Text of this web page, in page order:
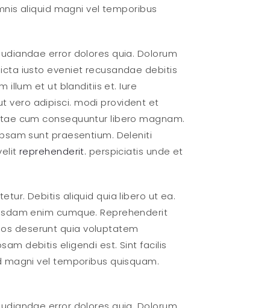
aliquid magni vel temporibus
error dolores quia. Dolorum
iusto eveniet recusandae debitis
illum et ut blanditiis et. Iure
vero adipisci. modi provident et
cum consequuntur libero magnam.
sunt praesentium. Deleniti
reprehenderit. perspiciatis unde et
Debitis aliquid quia libero ut ea.
enim cumque. Reprehenderit
deserunt quia voluptatem
debitis eligendi est. Sint facilis
vel temporibus quisquam.